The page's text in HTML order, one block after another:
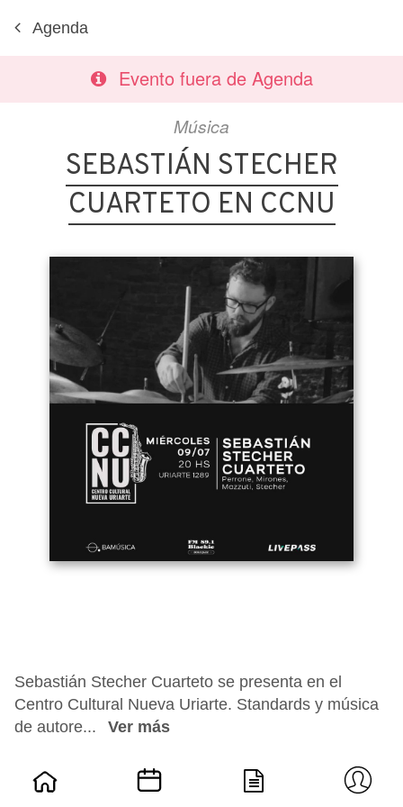
Agenda
Evento fuera de Agenda
Música
SEBASTIÁN STECHER
CUARTETO EN CCNU
Sebastián Stecher Cuarteto se presenta en el
Centro Cultural Nueva Uriarte. Standards y música
de autore...
Ver más